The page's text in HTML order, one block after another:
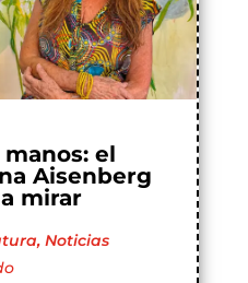
el
Aisenberg
mirar
, Noticias